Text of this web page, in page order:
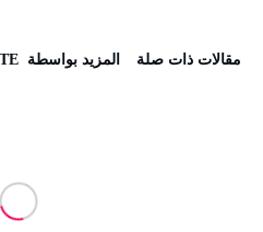
‫مقالات ذات صلة‬ ‫‫المزيد بواسطة‬ ‬ 5MUINTE فريق